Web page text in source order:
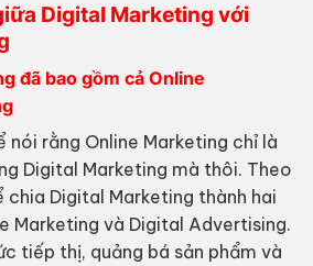
Digital Marketing với
đã bao gồm cả Online
nói rằng Online Marketing chỉ là
Digital Marketing mà thôi. Theo
Digital Marketing thành hai
Marketing và Digital Advertising.
tiếp thị, quảng bá sản phẩm và